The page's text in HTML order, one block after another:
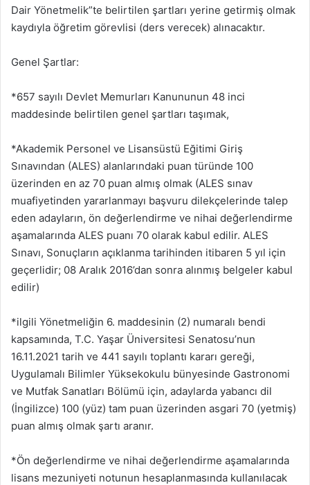
Dair Yönetmelik”te belirtilen şartları yerine getirmiş olmak
kaydıyla öğretim görevlisi (ders verecek) alınacaktır.
Genel Şartlar:
*657 sayılı Devlet Memurları Kanununun 48 inci
maddesinde belirtilen genel şartları taşımak,
*Akademik Personel ve Lisansüstü Eğitimi Giriş
Sınavından (ALES) alanlarındaki puan türünde 100
üzerinden en az 70 puan almış olmak (ALES sınav
muafiyetinden yararlanmayı başvuru dilekçelerinde talep
eden adayların, ön değerlendirme ve nihai değerlendirme
aşamalarında ALES puanı 70 olarak kabul edilir. ALES
Sınavı, Sonuçların açıklanma tarihinden itibaren 5 yıl için
geçerlidir; 08 Aralık 2016’dan sonra alınmış belgeler kabul
edilir)
*ilgili Yönetmeliğin 6. maddesinin (2) numaralı bendi
kapsamında, T.C. Yaşar Üniversitesi Senatosu’nun
16.11.2021 tarih ve 441 sayılı toplantı kararı gereği,
Uygulamalı Bilimler Yüksekokulu bünyesinde Gastronomi
ve Mutfak Sanatları Bölümü için, adaylarda yabancı dil
(İngilizce) 100 (yüz) tam puan üzerinden asgari 70 (yetmiş)
puan almış olmak şartı aranır.
*Ön değerlendirme ve nihai değerlendirme aşamalarında
lisans mezuniyeti notunun hesaplanmasında kullanılacak